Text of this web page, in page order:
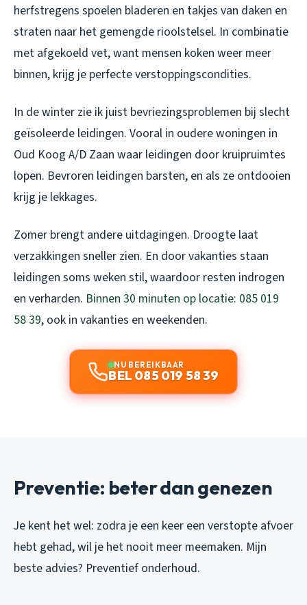
herfstregens spoelen bladeren en takjes van daken en
straten naar het gemengde rioolstelsel. In combinatie
met afgekoeld vet, want mensen koken weer meer
binnen, krijg je perfecte verstoppingscondities.
In de winter zie ik juist bevriezingsproblemen bij slecht
geïsoleerde leidingen. Vooral in oudere woningen in
Oud Koog A/D Zaan waar leidingen door kruipruimtes
lopen. Bevroren leidingen barsten, en als ze ontdooien
krijg je lekkages.
Zomer brengt andere uitdagingen. Droogte laat
verzakkingen sneller zien. En door vakanties staan
leidingen soms weken stil, waardoor resten indrogen
en verharden. Binnen 30 minuten op locatie: 085 019
58 39, ook in vakanties en weekenden.
NU BEREIKBAAR
BEL 085 019 58 39
Preventie: beter dan genezen
Je kent het wel: zodra je een keer een verstopte afvoer
hebt gehad, wil je het nooit meer meemaken. Mijn
beste advies? Preventief onderhoud.